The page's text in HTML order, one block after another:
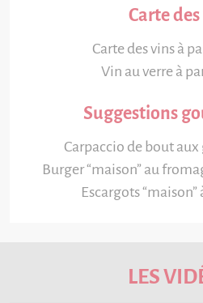
Carte
Carte des vins à
Vin au verre à
Suggestions
Carpaccio de bout
Burger “maison” au
Escargots “maison”
LES